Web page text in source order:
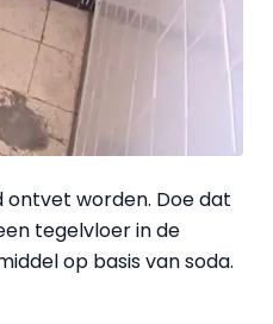
ontvet worden. Doe dat
tegelvloer in de
op basis van soda.